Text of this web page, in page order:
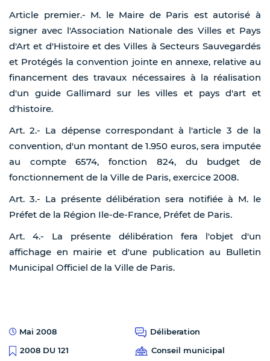
Article premier.- M. le Maire de Paris est autorisé à
signer avec l'Association Nationale des Villes et Pays
d'Art et d'Histoire et des Villes à Secteurs Sauvegardés
et Protégés la convention jointe en annexe, relative au
financement des travaux nécessaires à la réalisation
d'un guide Gallimard sur les villes et pays d'art et
d'histoire.
Art. 2.- La dépense correspondant à l'article 3 de la
convention, d'un montant de 1.950 euros, sera imputée
au compte 6574, fonction 824, du budget de
fonctionnement de la Ville de Paris, exercice 2008.
Art. 3.- La présente délibération sera notifiée à M. le
Préfet de la Région Ile-de-France, Préfet de Paris.
Art. 4.- La présente délibération fera l'objet d'un
affichage en mairie et d'une publication au Bulletin
Municipal Officiel de la Ville de Paris.
Mai 2008
Déliberation
2008 DU 121
Conseil municipal